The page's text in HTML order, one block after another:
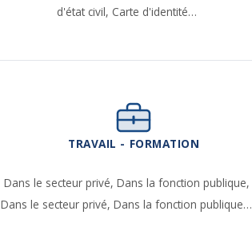
d'état civil, Carte d'identité…
TRAVAIL - FORMATION
Dans le secteur privé, Dans la fonction publique,
Dans le secteur privé,Dans la fonction publique…